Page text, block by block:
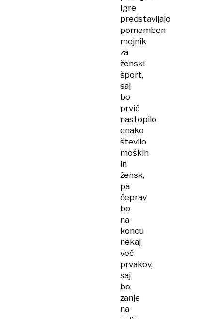
Igre
predstavljajo
pomemben
mejnik
za
ženski
šport,
saj
bo
prvič
nastopilo
enako
število
moških
in
žensk,
pa
čeprav
bo
na
koncu
nekaj
več
prvakov,
saj
bo
zanje
na